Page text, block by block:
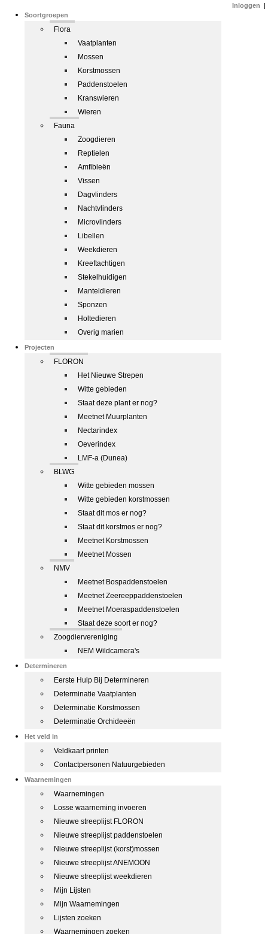
Soortgroepen
Flora
Vaatplanten
Mossen
Korstmossen
Paddenstoelen
Kranswieren
Wieren
Fauna
Zoogdieren
Reptielen
Amfibieën
Vissen
Dagvlinders
Nachtvlinders
Microvlinders
Libellen
Weekdieren
Kreeftachtigen
Stekelhuidigen
Manteldieren
Sponzen
Holtedieren
Overig marien
Projecten
FLORON
Het Nieuwe Strepen
Witte gebieden
Staat deze plant er nog?
Meetnet Muurplanten
Nectarindex
Oeverindex
LMF-a (Dunea)
BLWG
Witte gebieden mossen
Witte gebieden korstmossen
Staat dit mos er nog?
Staat dit korstmos er nog?
Meetnet Korstmossen
Meetnet Mossen
NMV
Meetnet Bospaddenstoelen
Meetnet Zeereeppaddenstoelen
Meetnet Moeraspaddenstoelen
Staat deze soort er nog?
Zoogdiervereniging
NEM Wildcamera's
Determineren
Eerste Hulp Bij Determineren
Determinatie Vaatplanten
Determinatie Korstmossen
Determinatie Orchideeën
Het veld in
Veldkaart printen
Contactpersonen Natuurgebieden
Waarnemingen
Waarnemingen
Losse waarneming invoeren
Nieuwe streeplijst FLORON
Nieuwe streeplijst paddenstoelen
Nieuwe streeplijst (korst)mossen
Nieuwe streeplijst ANEMOON
Nieuwe streeplijst weekdieren
Mijn Lijsten
Mijn Waarnemingen
Lijsten zoeken
Waarnemingen zoeken
Inloggen |